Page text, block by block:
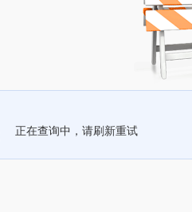
正在查询中，请刷新重试